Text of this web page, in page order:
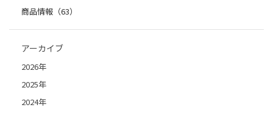
商品情報（63）
アーカイブ
2026年
2025年
2024年